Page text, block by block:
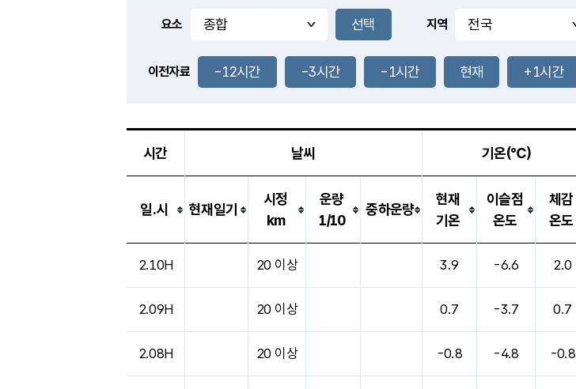
풍도
0.6m/s
27.0
℃
-
-mm
요소 지역
이전자료 -12시간 -3시간 -1시간 현재 +1시간
시간 날씨 기온(℃)
일.시 현재일기
시정
km
운량
1/10
중하운량
현재
기온
이슬점
온도
체감
온도
2.10H 20 이상 3.9 -6.6 2.0
2.09H 20 이상 0.7 -3.7 0.7
2.08H 20 이상 -0.8 -4.8 -0.8